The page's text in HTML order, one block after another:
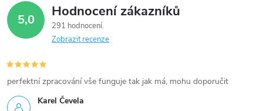
5,0 Hodnocení zákazníků
291 hodnocení
Zobrazit recenze
Karel Čevela
perfektní zpracování vše funguje tak jak má, mohu doporučit